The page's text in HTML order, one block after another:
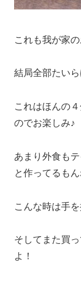
これも我が家
結局全部たい
これはほんの
のでお楽しみ♪
あまり外食も
と作ってるもん
こんな時は手を
そしてまた買
よ！